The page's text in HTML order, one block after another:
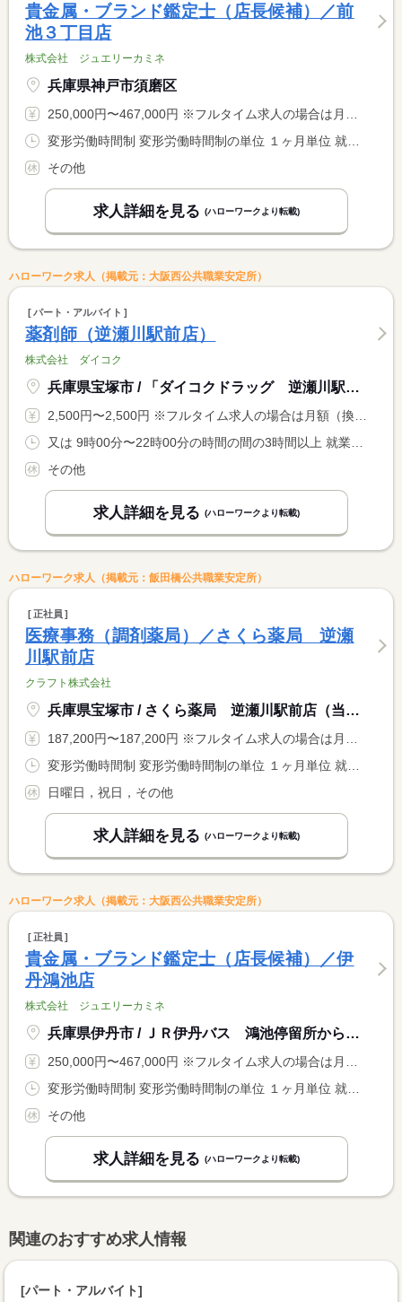
貴金属・ブランド鑑定士（店長候補）／前
池３丁目店
株式会社 ジュエリーカミネ
兵庫県神戸市須磨区
250,000円〜467,000円 ※フルタイム求人の場合は月額（換算額）、パート求人の場合は時間額を表示しています。
その他
求人詳細を見る (ハローワークより転載)
ハローワーク求人（掲載元：大阪西公共職業安定所）
パート・アルバイト
薬剤師（逆瀬川駅前店）
株式会社 ダイコク
兵庫県宝塚市 / 「ダイコクドラッグ 逆瀬川駅前店」
2,500円〜2,500円 ※フルタイム求人の場合は月額（換算額）、パート求人の場合は時間額を表示しています。
その他
求人詳細を見る (ハローワークより転載)
ハローワーク求人（掲載元：飯田橋公共職業安定所）
正社員
医療事務（調剤薬局）／さくら薬局 逆瀬
川駅前店
クラフト株式会社
兵庫県宝塚市 / さくら薬局 逆瀬川駅前店（当社店舗）
187,200円〜187,200円 ※フルタイム求人の場合は月額（換算額）、パート求人の場合は時間額を表示しています。
日曜日，祝日，その他
求人詳細を見る (ハローワークより転載)
ハローワーク求人（掲載元：大阪西公共職業安定所）
正社員
貴金属・ブランド鑑定士（店長候補）／伊
丹鴻池店
株式会社 ジュエリーカミネ
兵庫県伊丹市 / ＪＲ伊丹バス 鴻池停留所から 徒歩２分
250,000円〜467,000円 ※フルタイム求人の場合は月額（換算額）、パート求人の場合は時間額を表示しています。
その他
求人詳細を見る (ハローワークより転載)
関連のおすすめ求人情報
[パート・アルバイト]